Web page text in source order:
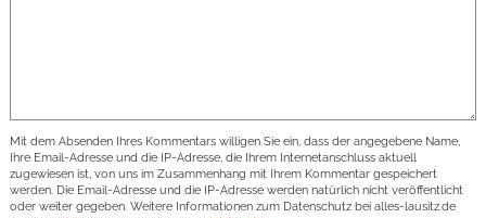
Mit dem Absenden Ihres Kommentars willigen Sie ein, dass der angegebene Name,
Ihre Email-Adresse und die IP-Adresse, die Ihrem Internetanschluss aktuell
zugewiesen ist, von uns im Zusammenhang mit Ihrem Kommentar gespeichert
werden. Die Email-Adresse und die IP-Adresse werden natürlich nicht veröffentlicht
oder weiter gegeben. Weitere Informationen zum Datenschutz bei alles-lausitz.de